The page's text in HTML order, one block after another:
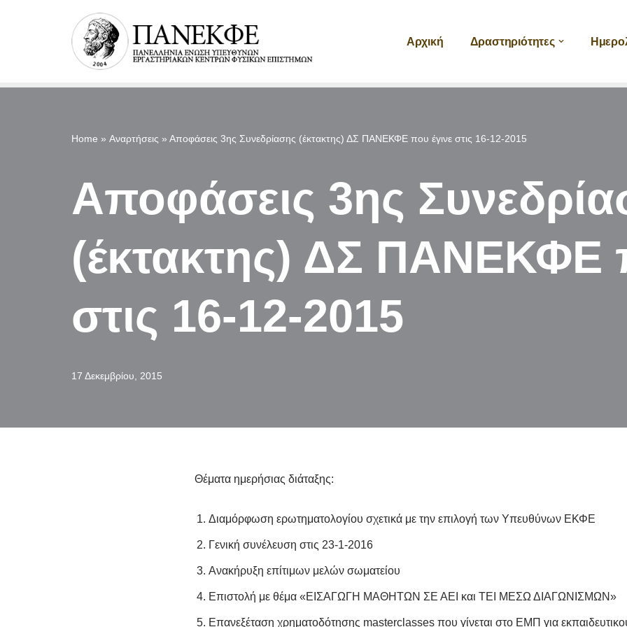
Μεταπηδήστε
Αρχική Δραστηριότητες
Home » Αναρτήσεις » Αποφάσεις 3ης Συνεδρίασης (έκτακτης) ΔΣ ΠΑΝΕΚΦΕ που έγινε στις 16-12-2015
Αποφάσεις 3ης
(έκτακτης) ΔΣ ΠΑΝΕΚΦΕ
στις 16-12-2015
17 Δεκεμβρίου, 2015
Θέματα ημερήσιας διάταξης:
Διαμόρφωση ερωτηματολογίου σχετικά με την επιλογή των Υπευθύνων ΕΚΦΕ
Γενική συνέλευση στις 23-1-2016
Ανακήρυξη επίτιμων μελών σωματείου
Επιστολή με θέμα «ΕΙΣΑΓΩΓΗ ΜΑΘΗΤΩΝ ΣΕ ΑΕΙ και ΤΕΙ ΜΕΣΩ ΔΙΑΓΩΝΙΣΜΩΝ»
Επανεξέταση χρηματοδότησης masterclasses που γίνεται στο ΕΜΠ για